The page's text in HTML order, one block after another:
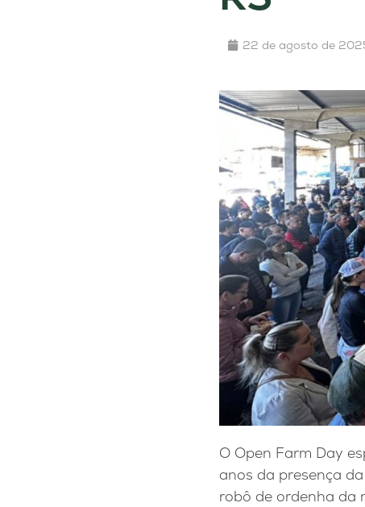
22 de agosto de
O Open Farm Day
anos da presença
robô de ordenha da